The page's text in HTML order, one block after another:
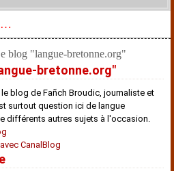
Réhabilitation d’un écrivain de langue bretonne aujourd’hui mal connu et méconnu
bretonne.org"
blog de Fañch Broudic, journaliste et
surtout question ici de langue
différents autres sujets à l'occasion.
CanalBlog